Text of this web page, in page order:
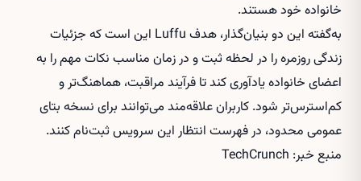
خانواده خود هستند.
به‌گفته این دو بنیان‌گذار، هدف Luffu این است که جزئیات
زندگی روزمره را در لحظه ثبت و در زمان مناسب نکات مهم را به
اعضای خانواده یادآوری کند تا فرآیند مراقبت، هماهنگ‌تر و
کم‌استرس‌تر شود. کاربران علاقه‌مند می‌توانند برای نسخه بتای
عمومی محدود، در فهرست انتظار این سرویس ثبت‌نام کنند.
منبع خبر: TechCrunch